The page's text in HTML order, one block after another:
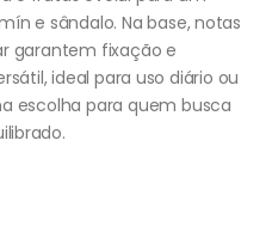
e sândalo. Na base, notas
garantem fixação e
ideal para uso diário ou
escolha para quem busca